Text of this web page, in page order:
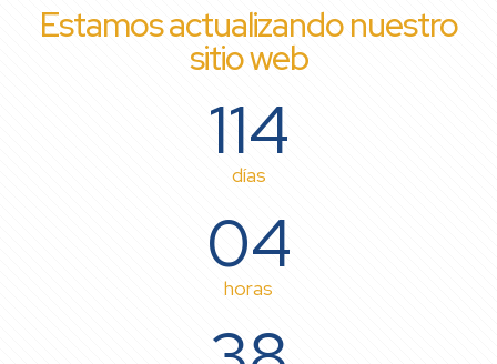
Estamos actualizando nuestro
sitio web
114
días
04
horas